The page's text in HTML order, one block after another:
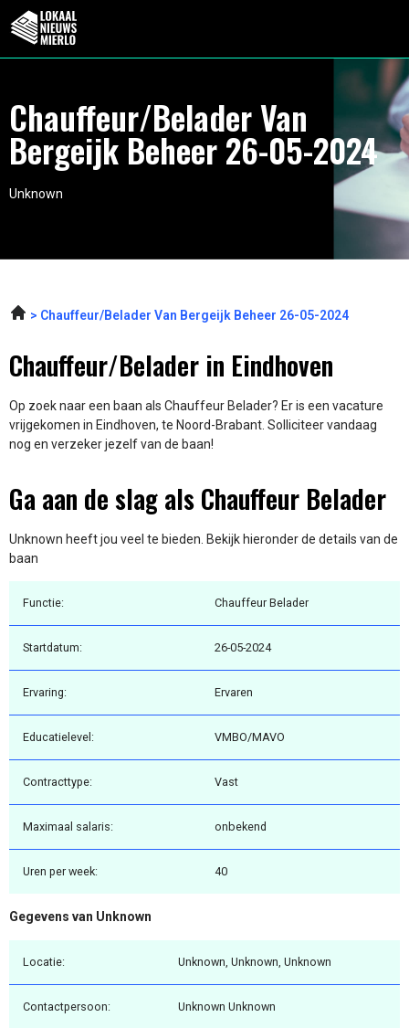
Chauffeur/Belader Van
Bergeijk Beheer 26-05-2024
Unknown
Chauffeur/Belader Van Bergeijk Beheer 26-05-2024
Chauffeur/Belader in Eindhoven
Op zoek naar een baan als Chauffeur Belader? Er is een vacature
vrijgekomen in Eindhoven, te Noord-Brabant. Solliciteer vandaag
nog en verzeker jezelf van de baan!
Ga aan de slag als Chauffeur Belader
Unknown heeft jou veel te bieden. Bekijk hieronder de details van de
baan
Functie: Chauffeur Belader
Startdatum: 26-05-2024
Ervaring: Ervaren
Educatielevel: VMBO/MAVO
Contracttype: Vast
Maximaal salaris: onbekend
Uren per week: 40
Gegevens van Unknown
Locatie: Unknown, Unknown, Unknown
Contactpersoon: Unknown Unknown